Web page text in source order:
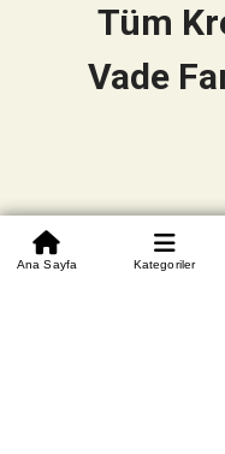
Beden Tablosu Banka
Ana Sayfa Kategoriler
Tüm
Vade